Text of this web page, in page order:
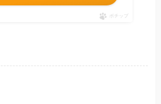
ポチップ